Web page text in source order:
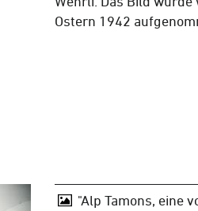
Ostern 1942
"Alp Tamons, eine